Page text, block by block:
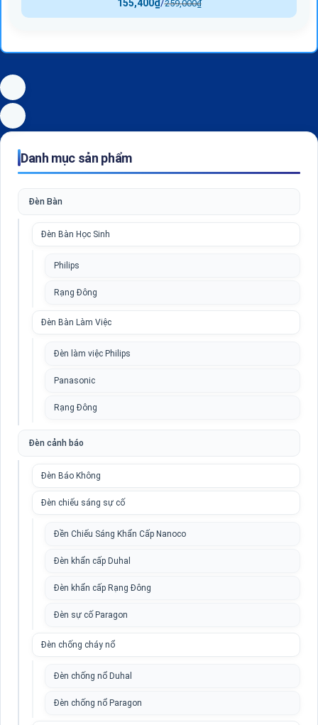
259,000₫
/
155,400₫
Danh mục sản phẩm
Đèn Bàn
Đèn Bàn Học Sinh
Philips
Rạng Đông
Đèn Bàn Làm Việc
Đèn làm việc Philips
Panasonic
Rạng Đông
Đèn cảnh báo
Đèn Báo Không
Đèn chiếu sáng sự cố
Đền Chiếu Sáng Khẩn Cấp Nanoco
Đèn khẩn cấp Duhal
Đèn khẩn cấp Rạng Đông
Đèn sự cố Paragon
Đèn chống cháy nổ
Đèn chống nổ Duhal
Đèn chống nổ Paragon